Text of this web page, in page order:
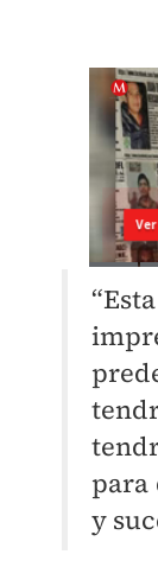
para
y